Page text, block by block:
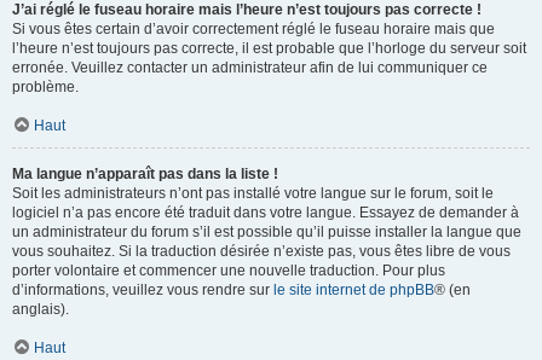
J’ai réglé le fuseau horaire mais l’heure n’est toujours pas correcte !
Si vous êtes certain d’avoir correctement réglé le fuseau horaire mais que
l’heure n’est toujours pas correcte, il est probable que l’horloge du serveur soit
erronée. Veuillez contacter un administrateur afin de lui communiquer ce
problème.
Haut
Ma langue n’apparaît pas dans la liste !
Soit les administrateurs n’ont pas installé votre langue sur le forum, soit le
logiciel n’a pas encore été traduit dans votre langue. Essayez de demander à
un administrateur du forum s’il est possible qu’il puisse installer la langue que
vous souhaitez. Si la traduction désirée n’existe pas, vous êtes libre de vous
porter volontaire et commencer une nouvelle traduction. Pour plus
d’informations, veuillez vous rendre sur le site internet de phpBB® (en
anglais).
Haut